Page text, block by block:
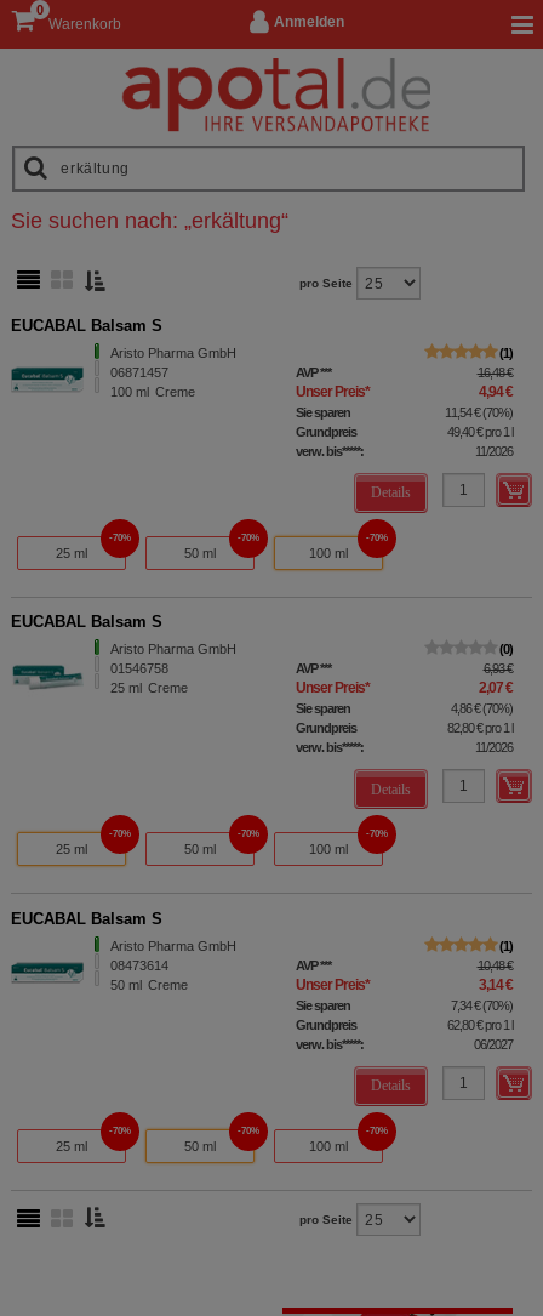
Anmelden
Warenkorb
0
Sie suchen nach: „erkältung“
pro Seite
EUCABAL Balsam S
Aristo Pharma GmbH
06871457
100 ml Creme
1
AVP*** 16,48 €
Unser Preis* 4,94 €
Sie sparen 11,54 €(70%)
Grundpreis
49,40 €pro 1 l
verw. bis*****:
11/2026
Details
25 ml
70%
50 ml
70%
100 ml
70%
EUCABAL Balsam S
Aristo Pharma GmbH
01546758
25 ml Creme
0
AVP*** 6,93 €
Unser Preis* 2,07 €
Sie sparen 4,86 €(70%)
Grundpreis
82,80 €pro 1 l
verw. bis*****:
11/2026
Details
25 ml
70%
50 ml
70%
100 ml
70%
EUCABAL Balsam S
Aristo Pharma GmbH
08473614
50 ml Creme
1
AVP*** 10,48 €
Unser Preis* 3,14 €
Sie sparen 7,34 €(70%)
Grundpreis
62,80 €pro 1 l
verw. bis*****:
06/2027
Details
25 ml
70%
50 ml
70%
100 ml
70%
pro Seite